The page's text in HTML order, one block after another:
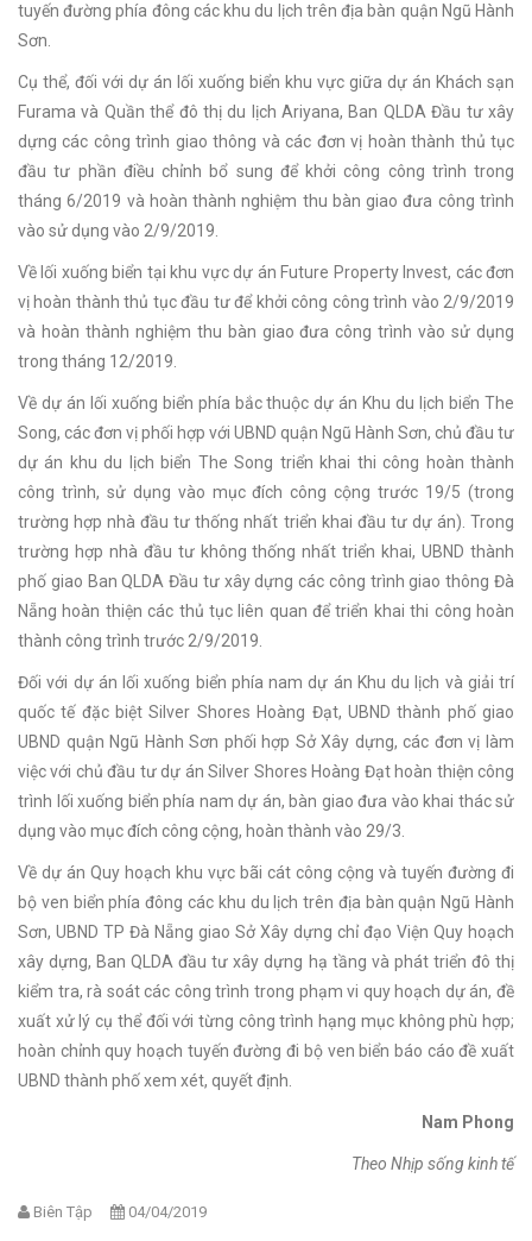
tuyến đường phía đông các khu du lịch trên địa bàn quận Ngũ Hành
Sơn.
Cụ thể, đối với dự án lối xuống biển khu vực giữa dự án Khách sạn
Furama và Quần thể đô thị du lịch Ariyana, Ban QLDA Đầu tư xây
dựng các công trình giao thông và các đơn vị hoàn thành thủ tục
đầu tư phần điều chỉnh bổ sung để khởi công công trình trong
tháng 6/2019 và hoàn thành nghiệm thu bàn giao đưa công trình
vào sử dụng vào 2/9/2019.
Về lối xuống biển tại khu vực dự án Future Property Invest, các đơn
vị hoàn thành thủ tục đầu tư để khởi công công trình vào 2/9/2019
và hoàn thành nghiệm thu bàn giao đưa công trình vào sử dụng
trong tháng 12/2019.
Về dự án lối xuống biển phía bắc thuộc dự án Khu du lịch biển The
Song, các đơn vị phối hợp với UBND quận Ngũ Hành Sơn, chủ đầu tư
dự án khu du lịch biển The Song triển khai thi công hoàn thành
công trình, sử dụng vào mục đích công cộng trước 19/5 (trong
trường hợp nhà đầu tư thống nhất triển khai đầu tư dự án). Trong
trường hợp nhà đầu tư không thống nhất triển khai, UBND thành
phố giao Ban QLDA Đầu tư xây dựng các công trình giao thông Đà
Nẵng hoàn thiện các thủ tục liên quan để triển khai thi công hoàn
thành công trình trước 2/9/2019.
Đối với dự án lối xuống biển phía nam dự án Khu du lịch và giải trí
quốc tế đặc biệt Silver Shores Hoàng Đạt, UBND thành phố giao
UBND quận Ngũ Hành Sơn phối hợp Sở Xây dựng, các đơn vị làm
việc với chủ đầu tư dự án Silver Shores Hoàng Đạt hoàn thiện công
trình lối xuống biển phía nam dự án, bàn giao đưa vào khai thác sử
dụng vào mục đích công cộng, hoàn thành vào 29/3.
Về dự án Quy hoạch khu vực bãi cát công cộng và tuyến đường đi
bộ ven biển phía đông các khu du lịch trên địa bàn quận Ngũ Hành
Sơn, UBND TP Đà Nẵng giao Sở Xây dựng chỉ đạo Viện Quy hoạch
xây dựng, Ban QLDA đầu tư xây dựng hạ tầng và phát triển đô thị
kiểm tra, rà soát các công trình trong phạm vi quy hoạch dự án, đề
xuất xử lý cụ thể đối với từng công trình hạng mục không phù hợp;
hoàn chỉnh quy hoạch tuyến đường đi bộ ven biển báo cáo đề xuất
UBND thành phố xem xét, quyết định.
Nam Phong
Theo Nhịp sống kinh tế
Biên Tập 04/04/2019